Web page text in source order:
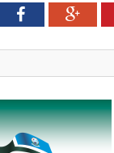
Facebook